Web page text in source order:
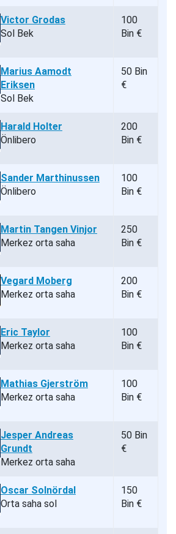
Victor Grodas
Sol Bek
100
Bin €
Marius Aamodt
Eriksen
Sol Bek
50 Bin
€
Harald Holter
Önlibero
200
Bin €
Sander Marthinussen
Önlibero
100
Bin €
Martin Tangen Vinjor
Merkez orta saha
250
Bin €
Vegard Moberg
Merkez orta saha
200
Bin €
Eric Taylor
Merkez orta saha
100
Bin €
Mathias Gjerström
Merkez orta saha
100
Bin €
Jesper Andreas
Grundt
Merkez orta saha
50 Bin
€
Oscar Solnördal
Orta saha sol
150
Bin €